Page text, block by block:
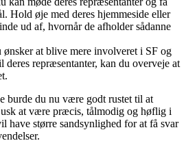
Hold øje med deres hjemmeside eller
ud af, hvornår de afholder sådanne
at blive mere involveret i SF og
deres repræsentanter, kan du overveje at
burde du nu være godt rustet til at
at være præcis, tålmodig og høflig i
have større sandsynlighed for at få svar